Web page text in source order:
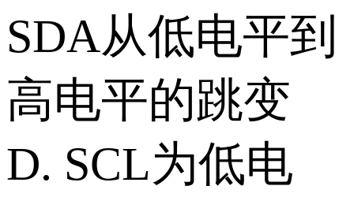
SDA从低电平到
高电平的跳变
D. SCL为低电